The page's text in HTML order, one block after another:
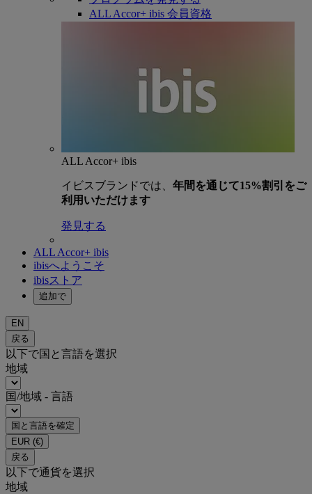
ALL Accor+ ibis 会員資格
ALL Accor+ ibis
イビスブランドでは、 年間を通じて15%割引をご
利用いただけます
発見する
ALL Accor+ ibis
ibisへようこそ
ibisストア
追加で
EN
戻る
以下で国と言語を選択
地域
国/地域 - 言語
国と言語を確定
EUR (€)
戻る
以下で通貨を選択
地域